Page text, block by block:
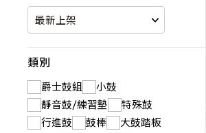
類別
爵士鼓組
小鼓
靜音鼓/練習墊
特殊鼓
行進鼓
鼓棒
大鼓踏板